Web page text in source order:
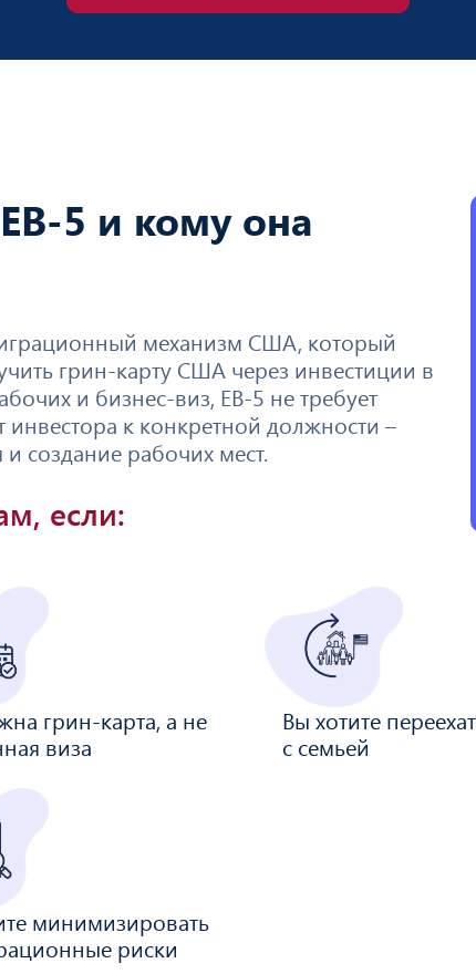
5 и кому она
механизм США, который
грин-карту США через инвестиции в
и бизнес-виз, EB-5 не требует
к конкретной должности –
создание рабочих мест.
если:
грин-карта, а не
виза
Вы хотите
с семьей
минимизировать
риски